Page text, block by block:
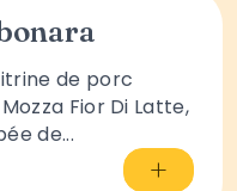
de porc
Fior Di Latte,
de...
+